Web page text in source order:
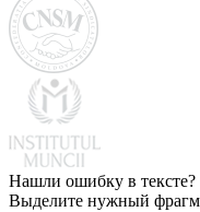
Нашли ошибку в тексте?
Выделите нужный